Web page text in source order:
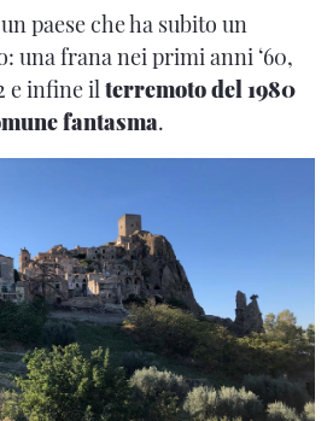
paese che ha subito un
una frana nei primi anni ‘60,
e infine il terremoto del 1980
fantasma.